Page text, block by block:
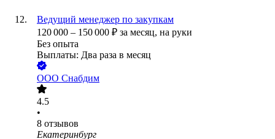
Ведущий менеджер по закупкам
120 000 – 150 000 ₽ за месяц, на руки
Без опыта
Выплаты: Два раза в месяц
ООО Снабдим
4.5
•
8 отзывов
Екатеринбург